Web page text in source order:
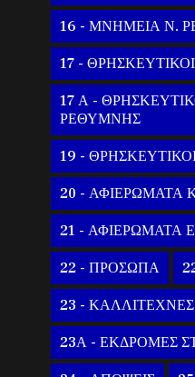
16 - ΜΝΗΜΕΙΑ Ν.
17 -
17 Α -
ΡΕΘΥΜΝΗΣ
19 -
20 - ΑΦΙΕΡΩΜΑΤΑ
21 - ΑΦΙΕΡΩΜΑΤΑ
22 - ΠΡΟΣΩΠΑ
23 - ΚΑΛΛΙΤΕΧΝΕΣ
23Α - ΕΚΔΡΟΜΕΣ